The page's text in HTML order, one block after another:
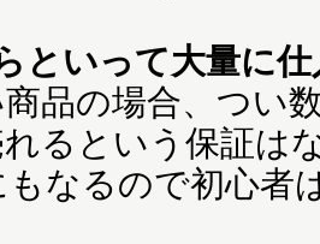
といって大量に
品の場合、つい
るという保証は
もなるので初心者